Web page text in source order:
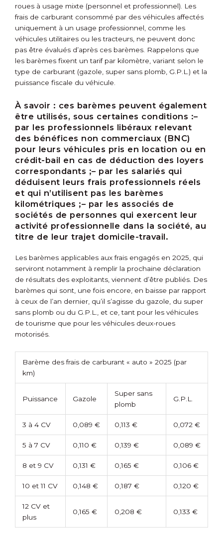
roues à usage mixte (personnel et professionnel). Les
frais de carburant consommé par des véhicules affectés
uniquement à un usage professionnel, comme les
véhicules utilitaires ou les tracteurs, ne peuvent donc
pas être évalués d’après ces barèmes. Rappelons que
les barèmes fixent un tarif par kilomètre, variant selon le
type de carburant (gazole, super sans plomb, G.P.L.) et la
puissance fiscale du véhicule.
À savoir : ces barèmes peuvent également
être utilisés, sous certaines conditions :–
par les professionnels libéraux relevant
des bénéfices non commerciaux (BNC)
pour leurs véhicules pris en location ou en
crédit-bail en cas de déduction des loyers
correspondants ;– par les salariés qui
déduisent leurs frais professionnels réels
et qui n’utilisent pas les barèmes
kilométriques ;– par les associés de
sociétés de personnes qui exercent leur
activité professionnelle dans la société, au
titre de leur trajet domicile-travail.
Les barèmes applicables aux frais engagés en 2025, qui
serviront notamment à remplir la prochaine déclaration
de résultats des exploitants, viennent d’être publiés. Des
barèmes qui sont, une fois encore, en baisse par rapport
à ceux de l’an dernier, qu’il s’agisse du gazole, du super
sans plomb ou du G.P.L., et ce, tant pour les véhicules
de tourisme que pour les véhicules deux-roues
motorisés.
Barème des frais de carburant « auto » 2025 (par
km)
Puissance Gazole
Super sans
plomb
G.P.L.
3 à 4 CV 0,089 € 0,113 € 0,072 €
5 à 7 CV 0,110 € 0,139 € 0,089 €
8 et 9 CV 0,131 € 0,165 € 0,106 €
10 et 11 CV 0,148 € 0,187 € 0,120 €
12 CV et
plus
0,165 € 0,208 € 0,133 €